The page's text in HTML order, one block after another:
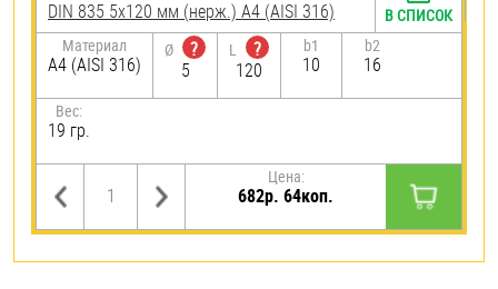
DIN 835 5х120 мм (нерж.) A4 (AISI 316)
Материал
A4 (AISI 316)
Ø
?
5
L
?
120
b1
10
b2
16
Вес:
19 гр.
Цена:
682р. 64коп.
В СПИСОК